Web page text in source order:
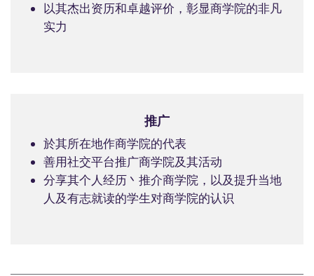
以其杰出资历和卓越评价，彰显商学院的非凡
实力
推广
於其所在地作商学院的代表
善用社交平台推广商学院及其活动
分享其个人经历丶推介商学院，以及提升当地
人及有志就读的学生对商学院的认识